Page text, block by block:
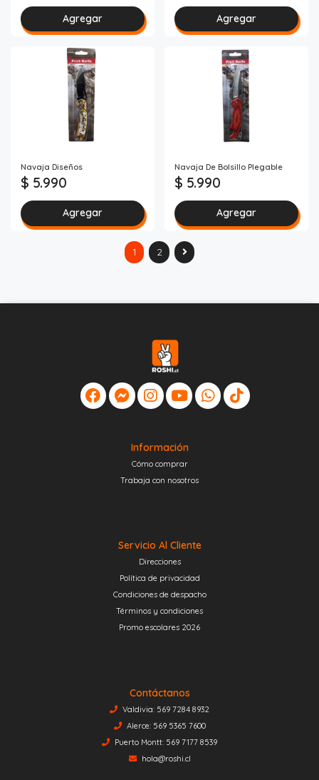
Agregar Agregar
Navaja Diseños
$ 5.990
Agregar
Navaja De Bolsillo Plegable
$ 5.990
Agregar
1 2
Información
Cómo comprar
Trabaja con nosotros
Servicio Al Cliente
Direcciones
Política de privacidad
Condiciones de despacho
Términos y condiciones
Promo escolares 2026
Contáctanos
Valdivia: 569 7284 8932
Alerce: 569 5365 7600
Puerto Montt: 569 7177 8539
hola@roshi.cl